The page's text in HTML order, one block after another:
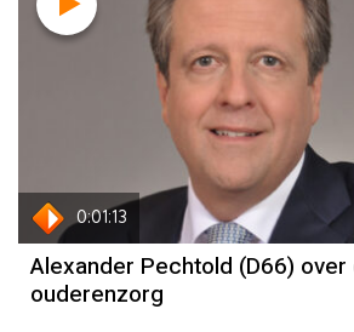
0:01:13
Alexander Pechtold (D66) over
ouderenzorg